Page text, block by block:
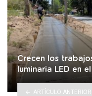
Crecen los
luminaria LED en
ARTÍCULO ANTERIOR